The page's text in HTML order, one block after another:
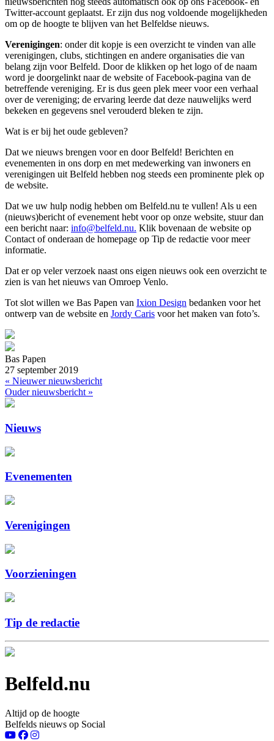
Twitter-account geplaatst. Er zijn dus nog voldoende mogelijkheden
om op de hoogte te blijven van het Belfeldse nieuws.
Verenigingen: onder dit kopje is een overzicht te vinden van alle
verenigingen, clubs, stichtingen en andere organisaties die van
belang zijn voor Belfeld. Door de klikken op het logo of de naam
word je doorgelinkt naar de website of Facebook-pagina van de
betreffende vereniging. Er is dus geen plek meer voor een verhaal
over de vereniging; de ervaring leerde dat deze nauwelijks werd
bekeken en gegevens snel verouderd bleken te zijn.
Wat is er bij het oude gebleven?
Dat we nieuws brengen voor en door Belfeld! Berichten en
evenementen in ons dorp en met medewerking van inwoners en
verenigingen uit Belfeld hebben nog steeds een prominente plek op
de website.
Dat we uw hulp nodig hebben om Belfeld.nu te vullen! Als u een
(nieuws)bericht of evenement hebt voor op onze website, stuur dan
een bericht naar: info@belfeld.nu. Klik bovenaan de website op
Contact of onderaan de homepage op Tip de redactie voor meer
informatie.
Dat er op veler verzoek naast ons eigen nieuws ook een overzicht te
zien is van het nieuws van Omroep Venlo.
Tot slot willen we Bas Papen van Ixion Design bedanken voor het
ontwerp van de website en Jordy Caris voor het maken van foto’s.
Bas Papen
27 september 2019
« Nieuwer nieuwsbericht
Ouder nieuwsbericht »
Nieuws
Evenementen
Verenigingen
Voorzieningen
Tip de redactie
Belfeld.nu
Altijd op de hoogte
Belfelds nieuws op Social